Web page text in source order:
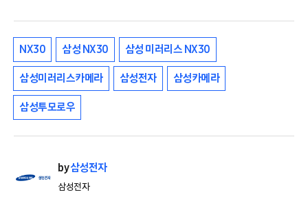
NX30 삼성 NX30 삼성 미러리스 NX30
삼성미러리스카메라 삼성전자 삼성카메라
삼성투모로우
by삼성전자
삼성전자